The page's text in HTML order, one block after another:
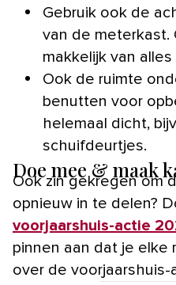
Gebruik ook de
van de meterkast.
makkelijk van
Ook de ruimte
benutten voor
helemaal dicht,
schuifdeurtjes.
Doe mee & maak
Ook zin gekregen om
opnieuw in te delen?
voorjaarshuis-actie
pinnen aan dat je elke
over de